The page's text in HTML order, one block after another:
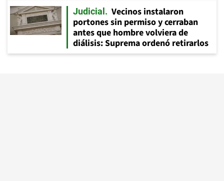
Judicial
Vecinos instalaron
portones sin permiso y cerraban
antes que hombre volviera de
diálisis: Suprema ordenó retirarlos